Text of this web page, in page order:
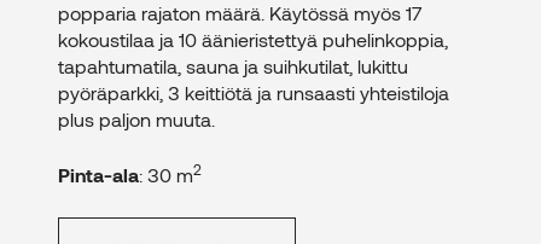
popparia rajaton määrä. Käytössä myös 17
kokoustilaa ja 10 äänieristettyä puhelinkoppia,
tapahtumatila, sauna ja suihkutilat, lukittu
pyöräparkki, 3 keittiötä ja runsaasti yhteistiloja
plus paljon muuta.
Pinta-ala: 30 m2